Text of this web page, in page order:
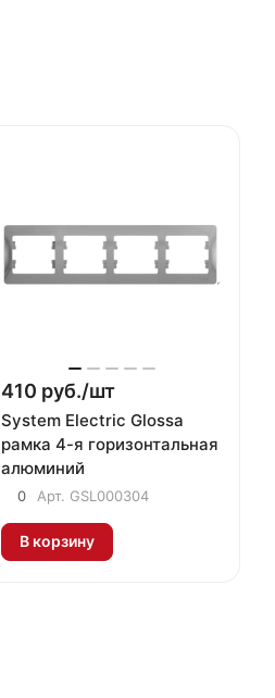
410 руб./шт
System Electric Glossa
рамка 4-я горизонтальная
алюминий
0 Арт. GSL000304
В корзину